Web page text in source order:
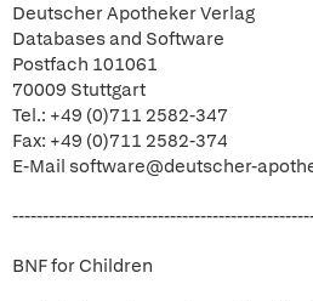
Deutscher Apotheker Verlag
Databases and Software
Postfach 101061
70009 Stuttgart
Tel.: +49 (0)711 2582-347
Fax: +49 (0)711 2582-374
E-Mail software@deutscher-
BNF for Children